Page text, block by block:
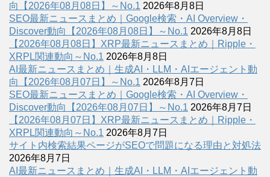
向【2026年08月08日】～No.1 2026年8月8日
SEO最新ニュースまとめ｜Google検索・AI Overview・
Discover動向【2026年08月08日】～No.1 2026年8月8日
【2026年08月08日】XRP最新ニュースまとめ｜Ripple・
XRPL関連動向～No.1 2026年8月8日
AI最新ニュースまとめ｜生成AI・LLM・AIエージェント動
向【2026年08月07日】～No.1 2026年8月7日
SEO最新ニュースまとめ｜Google検索・AI Overview・
Discover動向【2026年08月07日】～No.1 2026年8月7日
【2026年08月07日】XRP最新ニュースまとめ｜Ripple・
XRPL関連動向～No.1 2026年8月7日
サイト内検索結果ページがSEOで問題になる理由と対処法
2026年8月7日
AI最新ニュースまとめ｜生成AI・LLM・AIエージェント動